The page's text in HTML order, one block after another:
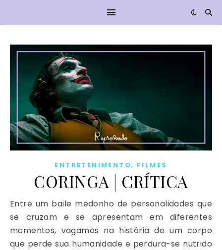
ENTRETENIMENTO, FILMES
CORINGA | CRÍTICA
Entre um baile medonho de personalidades que
se cruzam e se apresentam em diferentes
momentos, vagamos na história de um corpo
que perde sua humanidade e perdura-se nutrido